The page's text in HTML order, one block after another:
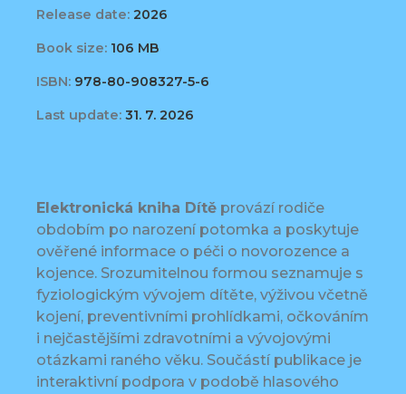
Release date: 2026
Book size: 106 MB
ISBN: 978-80-908327-5-6
Last update: 31. 7. 2026
Elektronická kniha Dítě provází rodiče
obdobím po narození potomka a poskytuje
ověřené informace o péči o novorozence a
kojence. Srozumitelnou formou seznamuje s
fyziologickým vývojem dítěte, výživou včetně
kojení, preventivními prohlídkami, očkováním
i nejčastějšími zdravotními a vývojovými
otázkami raného věku. Součástí publikace je
interaktivní podpora v podobě hlasového